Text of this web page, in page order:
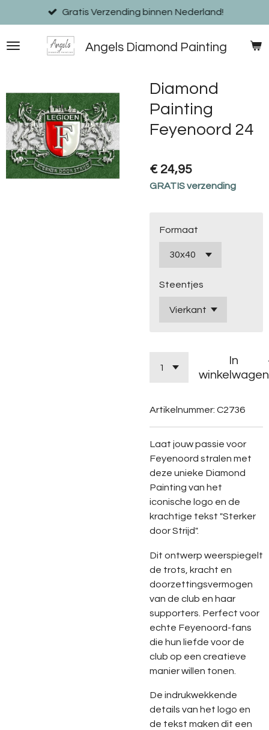
direct
naar
Angels Diamond Painting
Gratis Verzending binnen Nederland!
Diamond
Painting
Feyenoord 24
€ 24,95
GRATIS verzending
Formaat
Steentjes
In
winkelwagen
Artikelnummer: C2736
Laat jouw passie voor
Feyenoord stralen met
deze unieke Diamond
Painting van het
iconische logo en de
krachtige tekst "Sterker
door Strijd".
Dit ontwerp weerspiegelt
de trots, kracht en
doorzettingsvermogen
van de club en haar
supporters. Perfect voor
echte Feyenoord-fans
die hun liefde voor de
club op een creatieve
manier willen tonen.
De indrukwekkende
details van het logo en
de tekst maken dit een